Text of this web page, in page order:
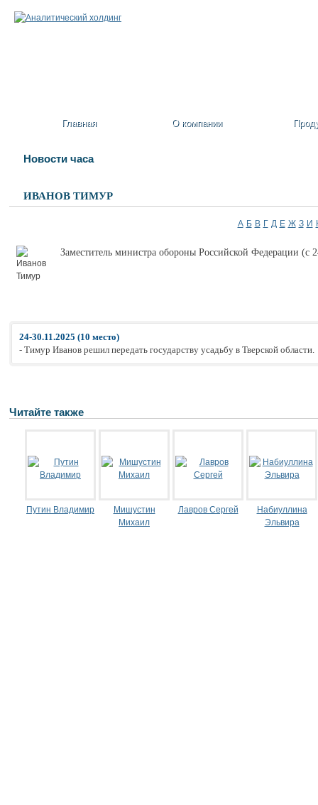
Главная О компании
Новости часа
ИВАНОВ ТИМУР
А Б В Г Д Е Ж З И
Заместитель министра обороны Российской Федерации (с
24-30.11.2025 (10 место)
- Тимур Иванов решил передать государству усадьбу в Тверской области.
Читайте также
Путин Владимир
Мишустин
Михаил
Лавров Сергей
Набиуллина
Эльвира